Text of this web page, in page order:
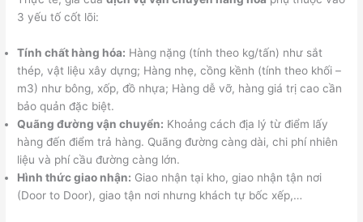
3 yếu tố cốt lõi:
Tính chất hàng hóa: Hàng nặng (tính theo kg/tấn) như sắt
thép, vật liệu xây dựng; Hàng nhẹ, cồng kềnh (tính theo khối –
m3) như bông, xốp, đồ nhựa; Hàng dễ vỡ, hàng giá trị cao cần
bảo quản đặc biệt.
Quãng đường vận chuyển: Khoảng cách địa lý từ điểm lấy
hàng đến điểm trả hàng. Quãng đường càng dài, chi phí nhiên
liệu và phí cầu đường càng lớn.
Hình thức giao nhận: Giao nhận tại kho, giao nhận tận nơi
(Door to Door), giao tận nơi nhưng khách tự bốc xếp,…